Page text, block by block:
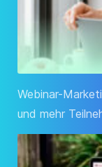
Webinar-
und mehr